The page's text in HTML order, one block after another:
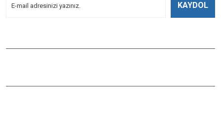
KAYDOL